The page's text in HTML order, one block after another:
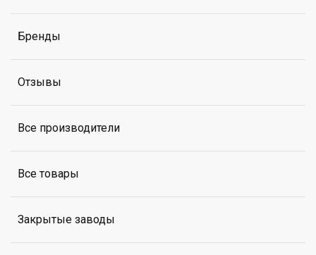
Бренды
Отзывы
Все производители
Все товары
Закрытые заводы